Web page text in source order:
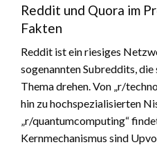
Reddit und Quora im
Fakten
Reddit ist ein riesiges
sogenannten Subreddits,
Thema drehen. Von „r/
hin zu hochspezialisierten
„r/quantumcomputing“
Kernmechanismus sind